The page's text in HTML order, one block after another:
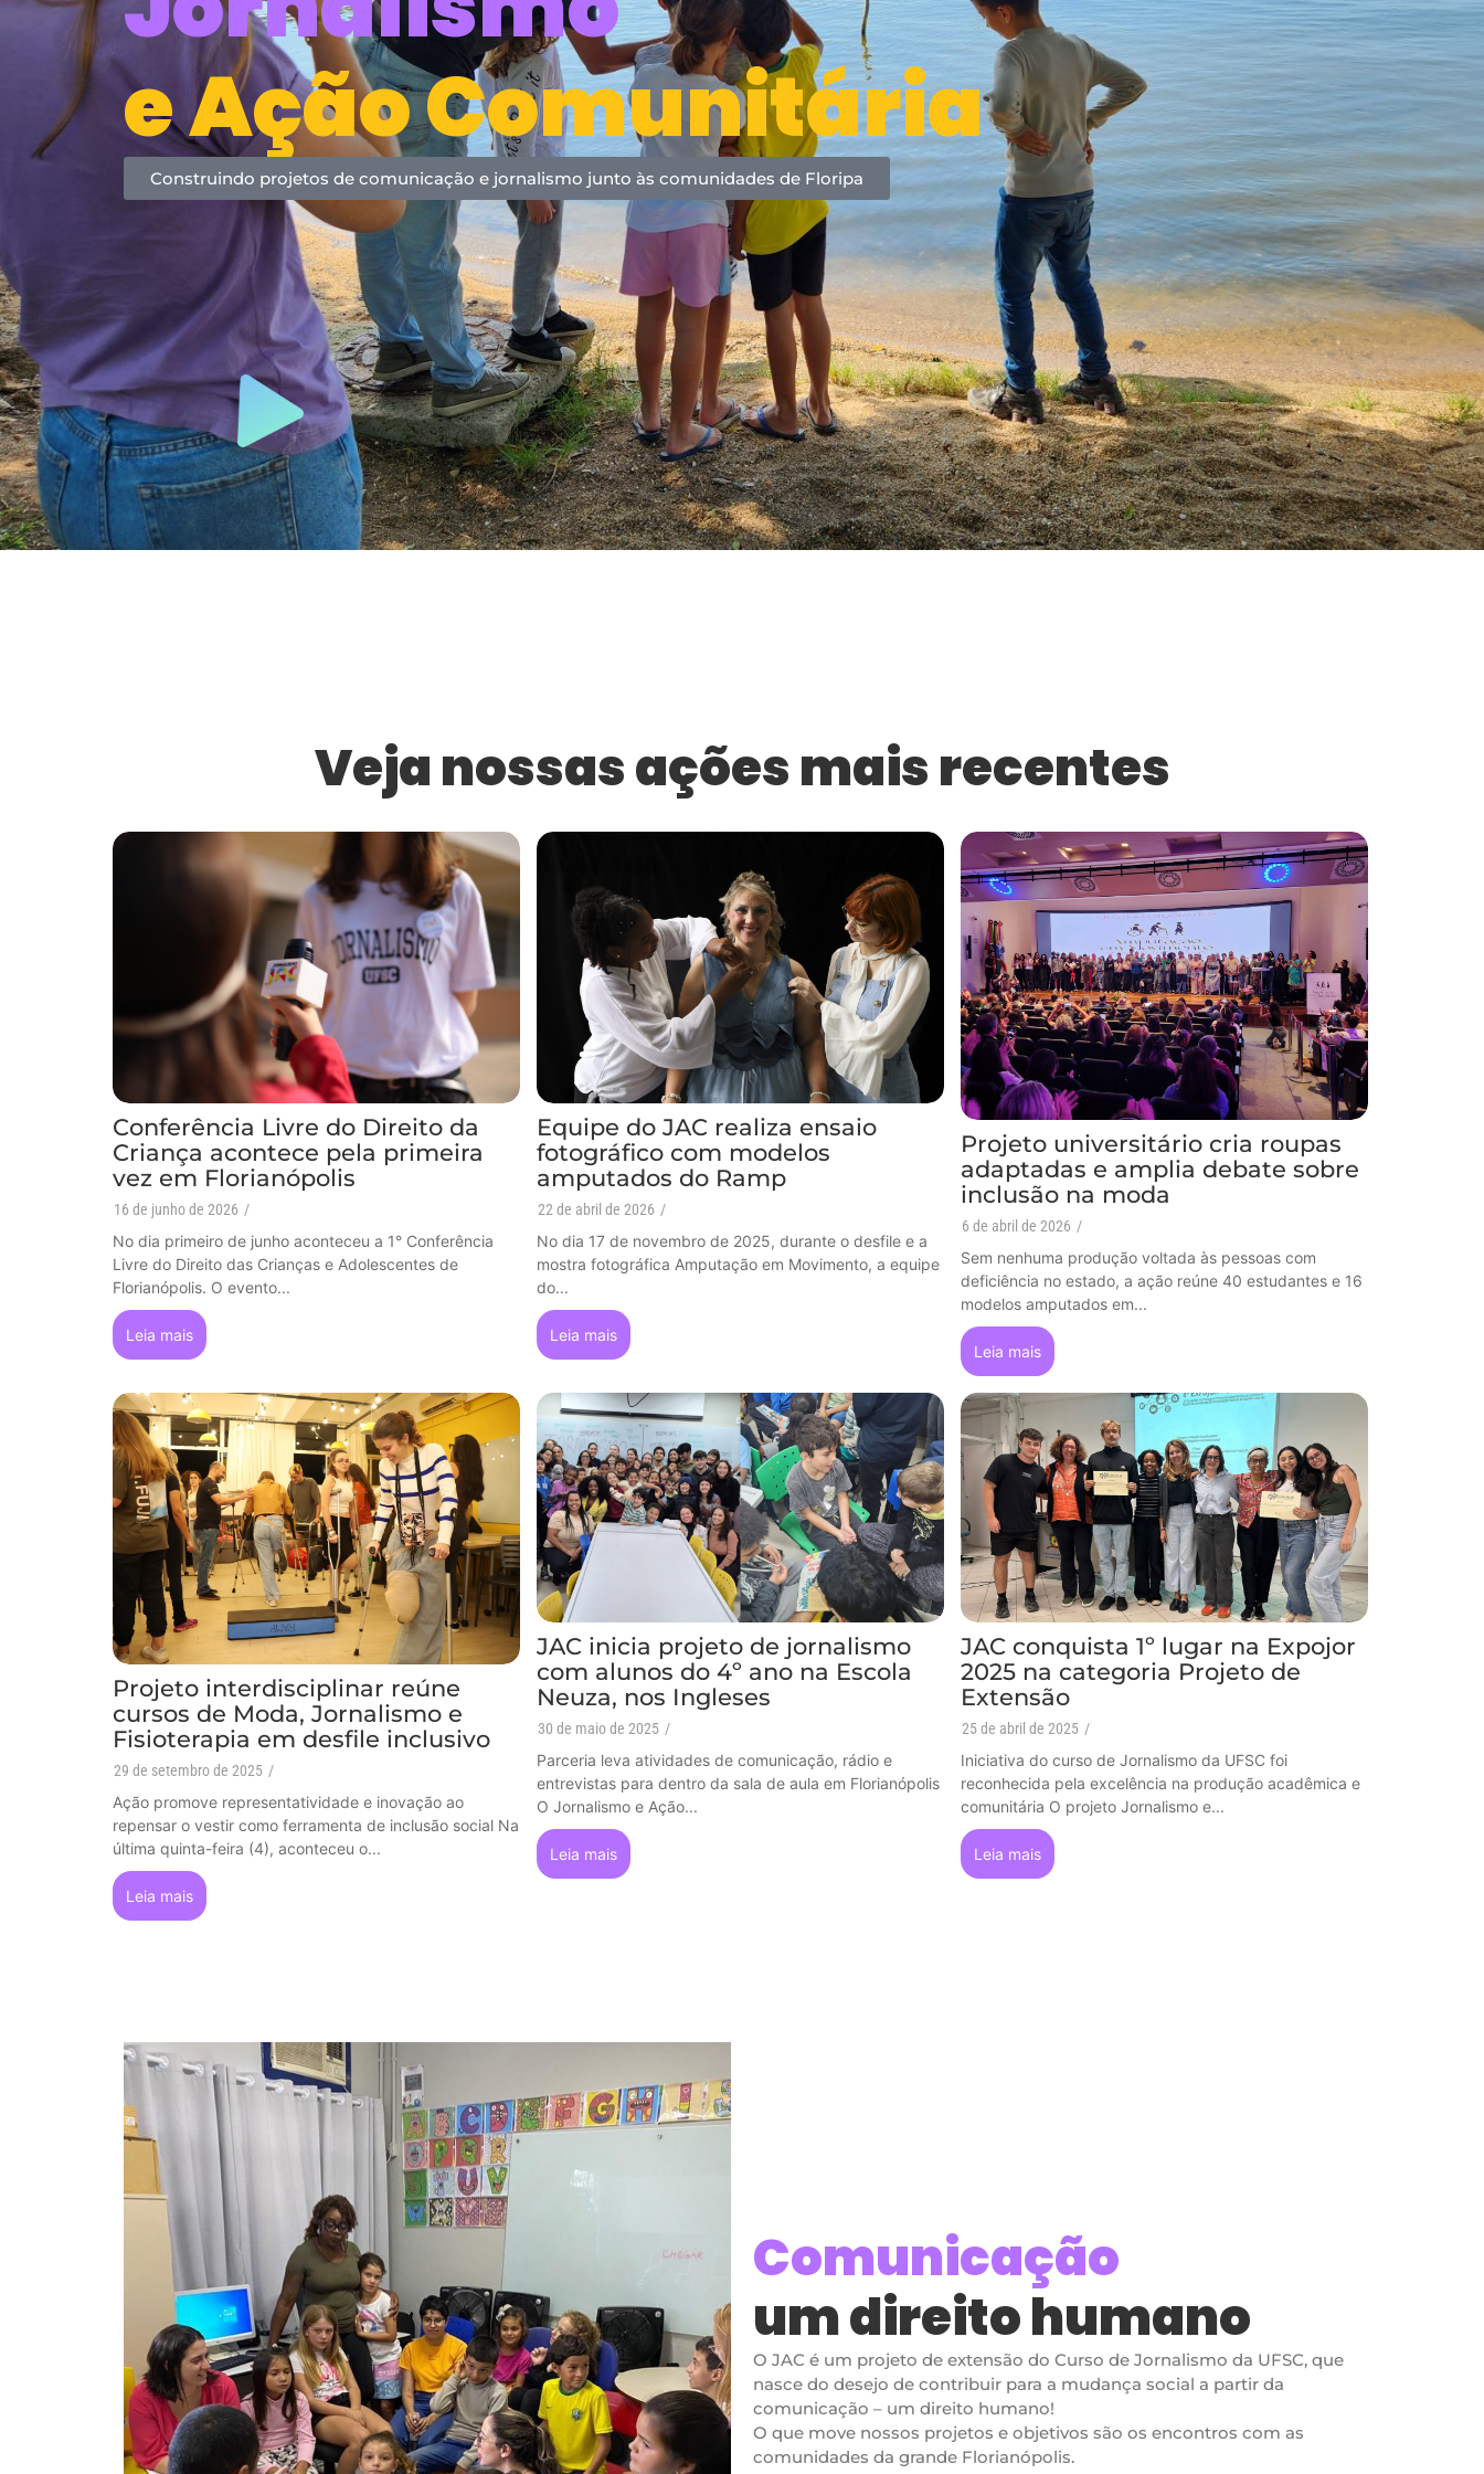
e Ação Comunitária
Construindo projetos de comunicação e jornalismo junto às comunidades de Floripa
Veja nossas ações mais recentes
Conferência Livre do Direito da
Criança acontece pela primeira
vez em Florianópolis
16 de junho de 2026 /
No dia primeiro de junho aconteceu a 1° Conferência
Livre do Direito das Crianças e Adolescentes de
Florianópolis. O evento...
Leia mais
Equipe do JAC realiza ensaio
fotográfico com modelos
amputados do Ramp
22 de abril de 2026 /
No dia 17 de novembro de 2025, durante o desfile e a
mostra fotográfica Amputação em Movimento, a equipe
do...
Leia mais
Projeto universitário cria roupas
adaptadas e amplia debate sobre
inclusão na moda
6 de abril de 2026 /
Sem nenhuma produção voltada às pessoas com
deficiência no estado, a ação reúne 40 estudantes e 16
modelos amputados em...
Leia mais
Projeto interdisciplinar reúne
cursos de Moda, Jornalismo e
Fisioterapia em desfile inclusivo
29 de setembro de 2025 /
Ação promove representatividade e inovação ao
repensar o vestir como ferramenta de inclusão social Na
última quinta-feira (4), aconteceu o...
Leia mais
JAC inicia projeto de jornalismo
com alunos do 4º ano na Escola
Neuza, nos Ingleses
30 de maio de 2025 /
Parceria leva atividades de comunicação, rádio e
entrevistas para dentro da sala de aula em Florianópolis
O Jornalismo e Ação...
Leia mais
JAC conquista 1º lugar na Expojor
2025 na categoria Projeto de
Extensão
25 de abril de 2025 /
Iniciativa do curso de Jornalismo da UFSC foi
reconhecida pela excelência na produção acadêmica e
comunitária O projeto Jornalismo e...
Leia mais
Comunicação
um direito humano
O JAC é um projeto de extensão do Curso de Jornalismo da UFSC, que
nasce do desejo de contribuir para a mudança social a partir da
comunicação – um direito humano!
O que move nossos projetos e objetivos são os encontros com as
comunidades da grande Florianópolis.